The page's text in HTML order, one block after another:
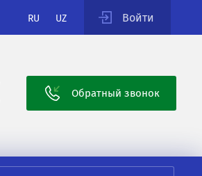
RU UZ Войти
Обратный звонок